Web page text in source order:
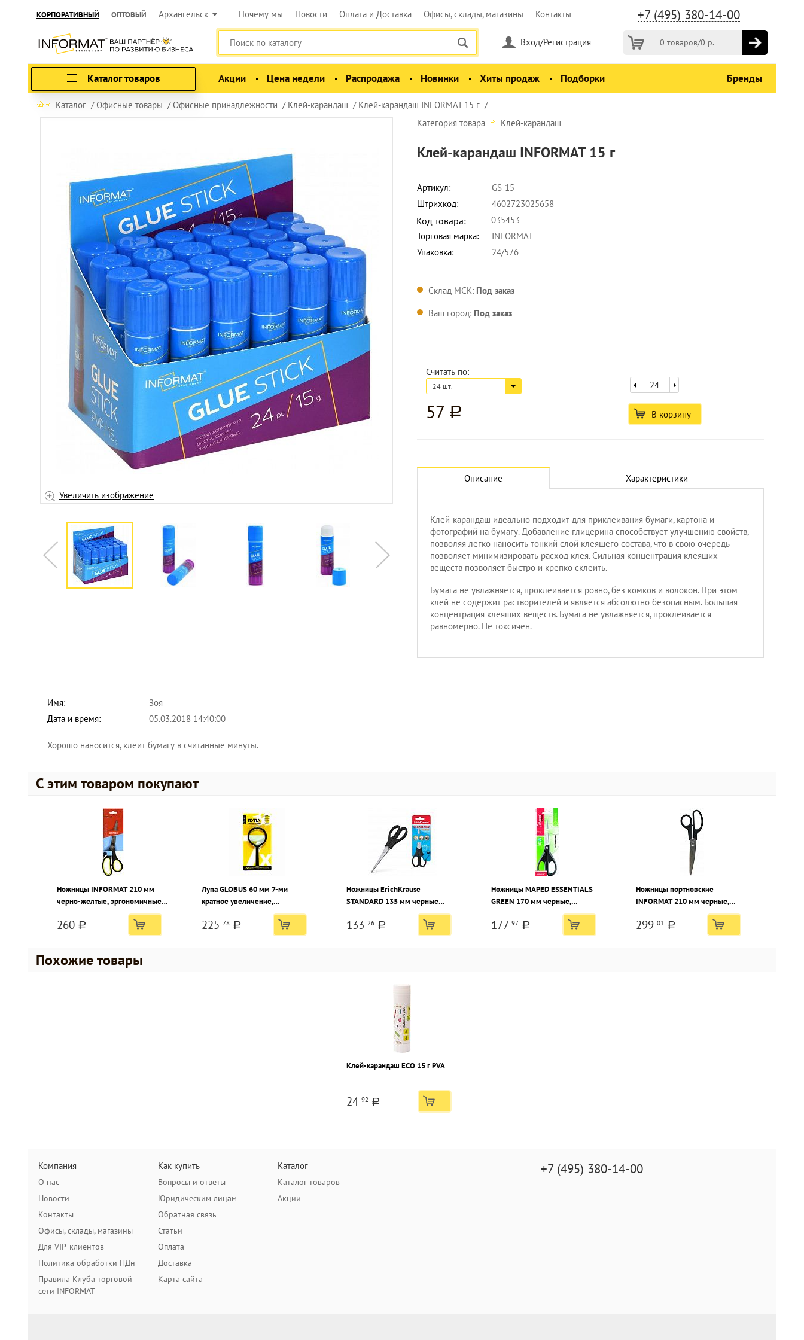
КОРПОРАТИВНЫЙ ОПТОВЫЙ Архангельск +7 (495) 380-14-00
Почему мы Новости Оплата и Доставка Офисы, склады, магазины Контакты
0 товаров/0 р.
Вход/Регистрация
Каталог товаров Акции Цена недели Распродажа Новинки Хиты продаж Подборки Бренды
Каталог Офисные товары Офисные принадлежности Клей-карандаш Клей-карандаш INFORMAT 15 г
Увеличить изображение
Категория товара Клей-карандаш
Клей-карандаш INFORMAT 15 г
Артикул:
GS-15
Штрихкод:
4602723025658
Код товара:
035453
Торговая марка:
INFORMAT
Упаковка:
24/576
Склад МСК: Под заказ
Ваш город: Под заказ
Считать по:
24 шт.
57 a В корзину
Описание Характеристики
Клей-карандаш идеально подходит для приклеивания бумаги, картона и
фотографий на бумагу. Добавление глицерина способствует улучшению свойств,
позволяя легко наносить тонкий слой клеящего состава, что в свою очередь
позволяет минимизировать расход клея. Сильная концентрация клеящих
веществ позволяет быстро и крепко склеить.
Бумага не увлажняется, проклеивается ровно, без комков и волокон. При этом
клей не содержит растворителей и является абсолютно безопасным. Большая
концентрация клеящих веществ. Бумага не увлажняется, проклеивается
равномерно. Не токсичен.
Имя:
Зоя
Дата и время:
05.03.2018 14:40:00
Хорошо наносится, клеит бумагу в считанные минуты.
С этим товаром покупают
Ножницы INFORMAT 210 мм
черно-желтые, эргономичные
резиновыми вставками
260 a
Лупа GLOBUS 60 мм 7-ми
кратное увеличение,
225 78 a
Ножницы ErichKrause
STANDARD 135 мм черные
133 26 a
Ножницы MAPED ESSENTIALS
GREEN 170 мм черные,
эргономичные ручки
пластиковые
177 97 a
Ножницы портновские
INFORMAT 210 мм черные,
эргономичные ручки
пластиковые
299 01 a
Похожие товары
Клей-карандаш ECO 15 г PVA
24 92 a
Компания
О нас
Новости
Контакты
Офисы, склады, магазины
Для VIP-клиентов
Политика обработки ПДн
Правила Клуба торговой
сети INFORMAT
Как купить
Вопросы и ответы
Юридическим лицам
Обратная связь
Статьи
Оплата
Доставка
Карта сайта
Каталог
Каталог товаров
Акции
+7 (495) 380-14-00